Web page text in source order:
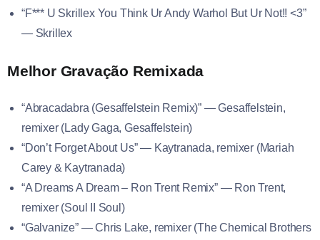
“F*** U Skrillex You Think Ur Andy Warhol But Ur Not!! <3”
— Skrillex
Melhor Gravação Remixada
“Abracadabra (Gesaffelstein Remix)” — Gesaffelstein,
remixer (Lady Gaga, Gesaffelstein)
“Don’t Forget About Us” — Kaytranada, remixer (Mariah
Carey & Kaytranada)
“A Dreams A Dream – Ron Trent Remix” — Ron Trent,
remixer (Soul II Soul)
“Galvanize” — Chris Lake, remixer (The Chemical Brothers